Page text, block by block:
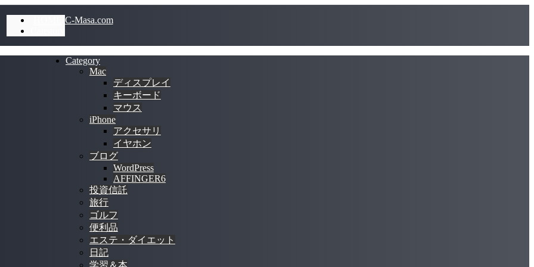
C-Masa.com
Category
Mac
ディスプレイ
キーボード
マウス
iPhone
アクセサリ
イヤホン
ブログ
WordPress
AFFINGER6
投資信託
旅行
ゴルフ
便利品
エステ・ダイエット
日記
学習＆本